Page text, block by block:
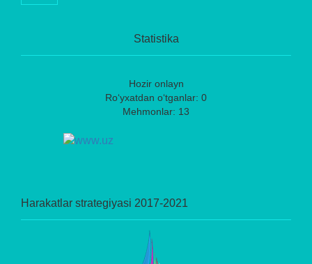
Statistika
Hozir onlayn
Ro‘yxatdan o‘tganlar: 0
Mehmonlar: 13
Harakatlar strategiyasi 2017-2021